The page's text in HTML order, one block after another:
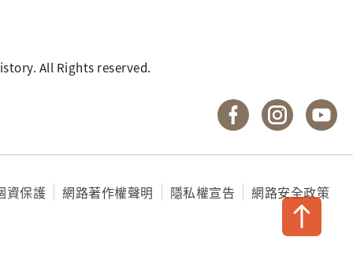
All Rights reserved.
國立臺灣歷史博
國立臺灣
資保護 網路著作權聲明 隱私權宣告 網路安全政策